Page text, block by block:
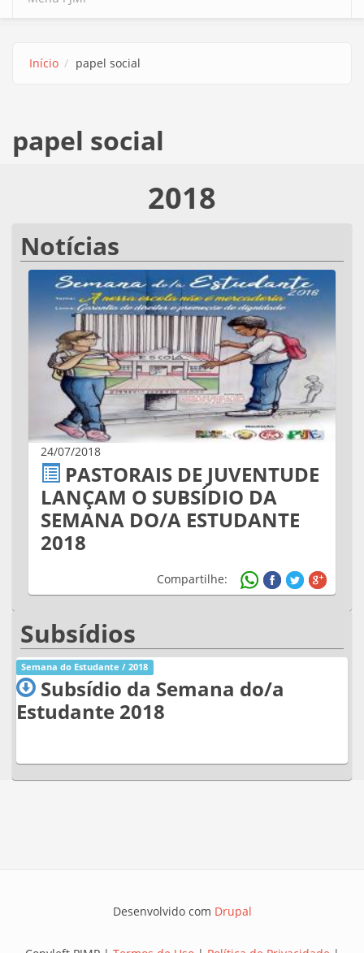
Início papel social
papel social
2018
Notícias
24/07/2018
PASTORAIS DE JUVENTUDE
LANÇAM O SUBSÍDIO DA
SEMANA DO/A ESTUDANTE
2018
Compartilhe:
Subsídios
Semana do Estudante / 2018
Subsídio da Semana do/a
Estudante 2018
Desenvolvido com Drupal